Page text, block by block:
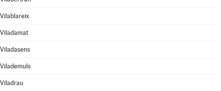
Vilablareix
Viladamat
Viladasens
Vilademuls
Viladrau